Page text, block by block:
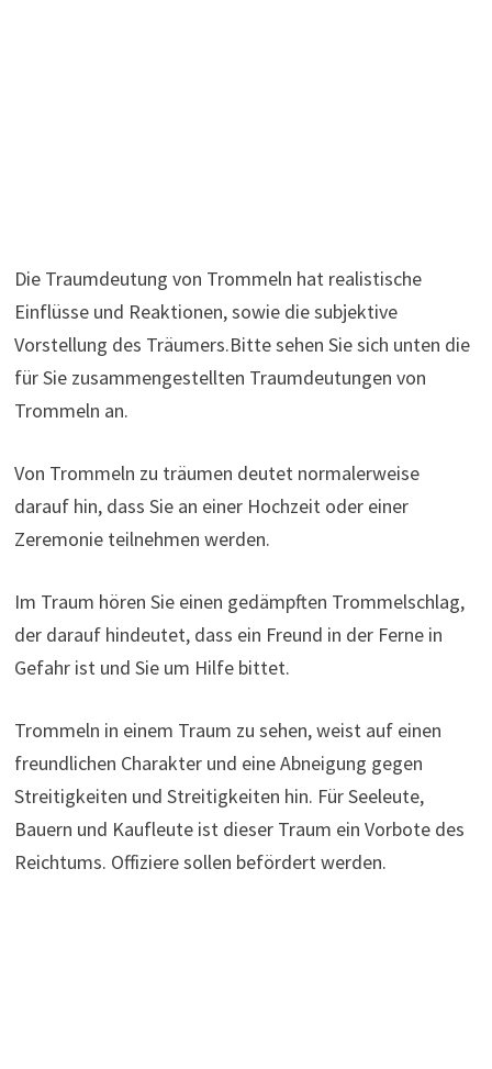
Die Traumdeutung von Trommeln hat realistische
Einflüsse und Reaktionen, sowie die subjektive
Vorstellung des Träumers.Bitte sehen Sie sich unten die
für Sie zusammengestellten Traumdeutungen von
Trommeln an.
Von Trommeln zu träumen deutet normalerweise
darauf hin, dass Sie an einer Hochzeit oder einer
Zeremonie teilnehmen werden.
Im Traum hören Sie einen gedämpften Trommelschlag,
der darauf hindeutet, dass ein Freund in der Ferne in
Gefahr ist und Sie um Hilfe bittet.
Trommeln in einem Traum zu sehen, weist auf einen
freundlichen Charakter und eine Abneigung gegen
Streitigkeiten und Streitigkeiten hin. Für Seeleute,
Bauern und Kaufleute ist dieser Traum ein Vorbote des
Reichtums. Offiziere sollen befördert werden.